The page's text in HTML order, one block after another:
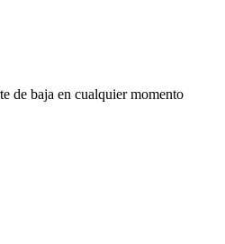
de baja en cualquier momento